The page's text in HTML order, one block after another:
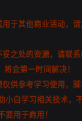
于其他商业活动，
之处的资源，请联系
会第一时间解决！
供参考学习使用，
小白学习相关技术，
用于商用！